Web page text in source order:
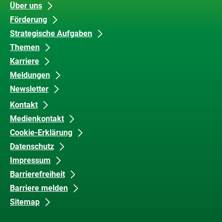
Unsere
Inhalte
Über uns
Förderung
Strategische Aufgaben
Themen
Karriere
Meldungen
Newsletter
Datenschutz
und
Barrierefreiheit
Kontakt
Medienkontakt
Cookie-Erklärung
Datenschutz
Impressum
Barrierefreiheit
Barriere melden
Sitemap